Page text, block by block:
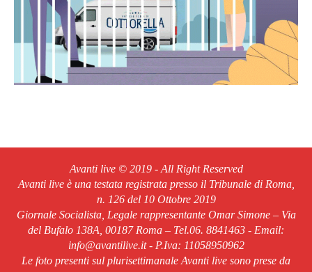
Avanti live © 2019 - All Right Reserved
Avanti live è una testata registrata presso il Tribunale di Roma,
n. 126 del 10 Ottobre 2019
Giornale Socialista, Legale rappresentante Omar Simone – Via
del Bufalo 138A, 00187 Roma – Tel.06. 8841463 - Email:
info@avantilive.it - P.Iva: 11058950962
Le foto presenti sul plurisettimanale Avanti live sono prese da